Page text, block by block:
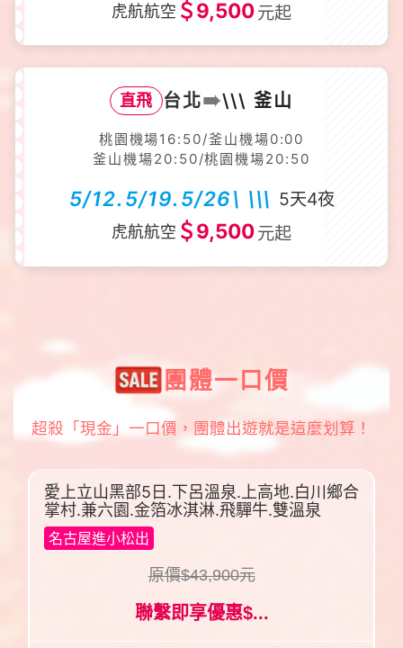
虎航航空 ＄9,500元起
直飛 台北➠\\\ 釜山
桃園機場16:50/釜山機場0:00
釜山機場20:50/桃園機場20:50
5/12.5/19.5/26\ \\\ 5天4夜
虎航航空 ＄9,500元起
團體一口價
超殺「現金」一口價，團體出遊就是這麼划算！
愛上立山黑部5日.下呂溫泉.上高地.白川鄉合
掌村.兼六園.金箔冰淇淋.飛驒牛.雙溫泉
名古屋進小松出
原價$43,900元
聯繫即享優惠$...